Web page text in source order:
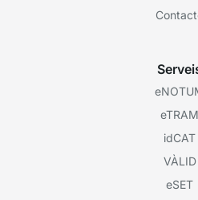
eTRAM
idCAT
VÀLID
eSET